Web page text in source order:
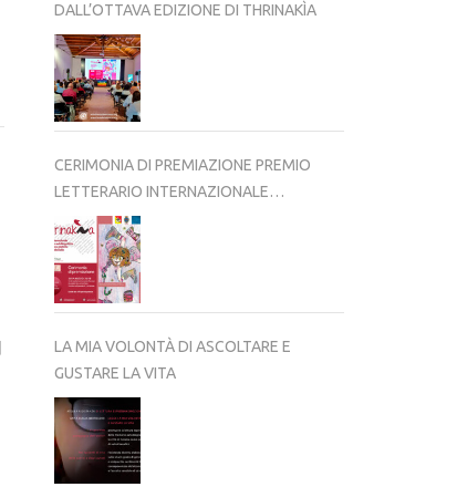
DALL’OTTAVA EDIZIONE DI THRINAKÌA
CERIMONIA DI PREMIAZIONE PREMIO
LETTERARIO INTERNAZIONALE
THRINAKÌA – VIII EDIZIONE 2025-2026
LA MIA VOLONTÀ DI ASCOLTARE E
GUSTARE LA VITA